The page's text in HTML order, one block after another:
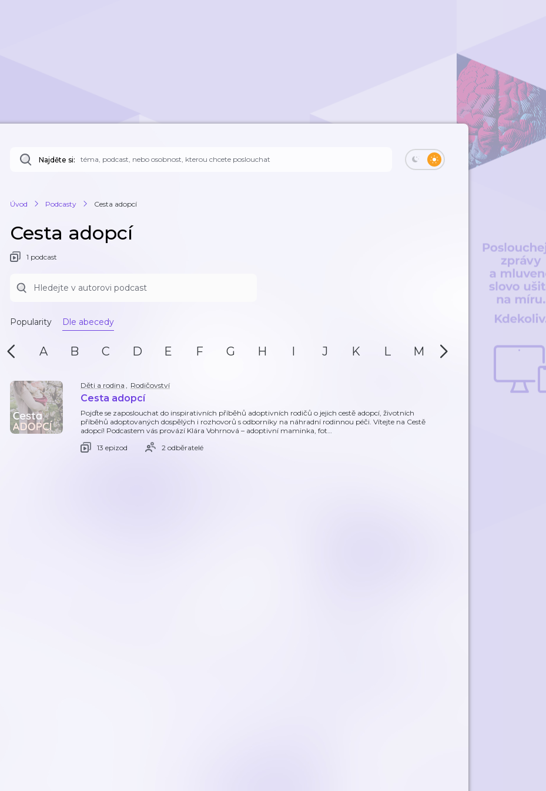
Najděte si:
Úvod Podcasty Cesta adopcí
Cesta adopcí
1 podcast
Popularity Dle abecedy
A B C D E F G H I J K L M N P
Děti a rodina , Rodičovství
Cesta adopcí
Pojďte se zaposlouchat do inspirativních příběhů adoptivních rodičů o jejich cestě adopcí, životních
příběhů adoptovaných dospělých i rozhovorů s odborníky na náhradní rodinnou péči. Vítejte na Cestě
adopcí! Podcastem vás provází Klára Vohrnová – adoptivní maminka, fot…
13 epizod
2 odběratelé